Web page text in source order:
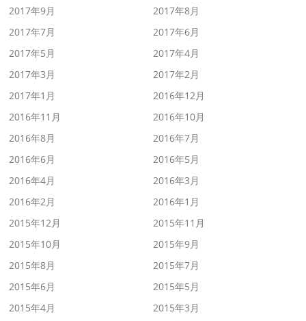
2017年9月
2017年8月
2017年7月
2017年6月
2017年5月
2017年4月
2017年3月
2017年2月
2017年1月
2016年12月
2016年11月
2016年10月
2016年8月
2016年7月
2016年6月
2016年5月
2016年4月
2016年3月
2016年2月
2016年1月
2015年12月
2015年11月
2015年10月
2015年9月
2015年8月
2015年7月
2015年6月
2015年5月
2015年4月
2015年3月